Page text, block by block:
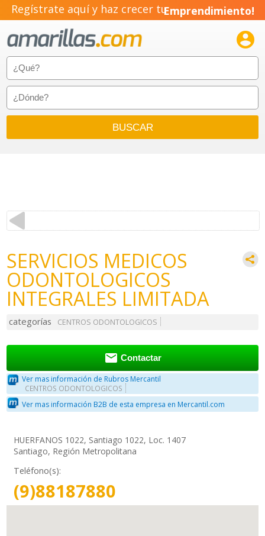
Regístrate aquí y haz crecer tuEmprendimiento!

SERVICIOS MEDICOS
ODONTOLOGICOS
INTEGRALES LIMITADA
categorías CENTROS ODONTOLOGICOS
 Contactar
Ver mas información de Rubros Mercantil
CENTROS ODONTOLOGICOS
Ver mas información B2B de esta empresa en Mercantil.com
HUERFANOS 1022, Santiago 1022, Loc. 1407
Santiago, Región Metropolitana
Teléfono(s):
(9)88187880